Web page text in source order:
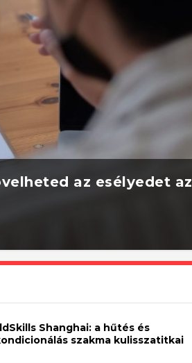
az esélyedet az
Shanghai: a hűtés és
szakma kulisszatitkai